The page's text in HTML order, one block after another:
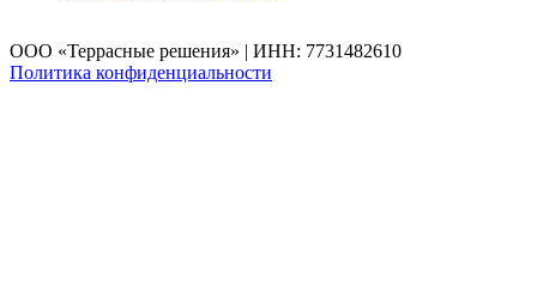
ООО «Террасные решения» | ИНН: 7731482610
Политика конфиденциальности